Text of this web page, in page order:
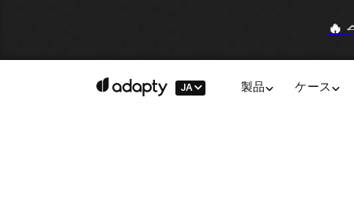
🔥
JA 製品 ケース